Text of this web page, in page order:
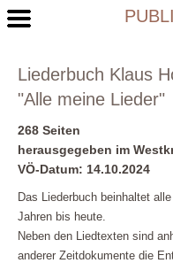
Liederbuch Klaus
"Alle meine Lieder"
268 Seiten
herausgegeben im
VÖ-Datum: 14.10.2024
Das Liederbuch beinhaltet
Jahren bis heute.
Neben den Liedtexten sind
anderer Zeitdokumente die